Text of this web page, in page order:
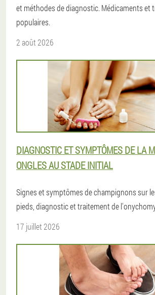
et méthodes de diagnostic. Médicaments et
populaires.
2 août 2026
DIAGNOSTIC ET SYMPTÔMES DE LA
ONGLES AU STADE INITIAL
Signes et symptômes de champignons sur
pieds, diagnostic et traitement de
17 juillet 2026